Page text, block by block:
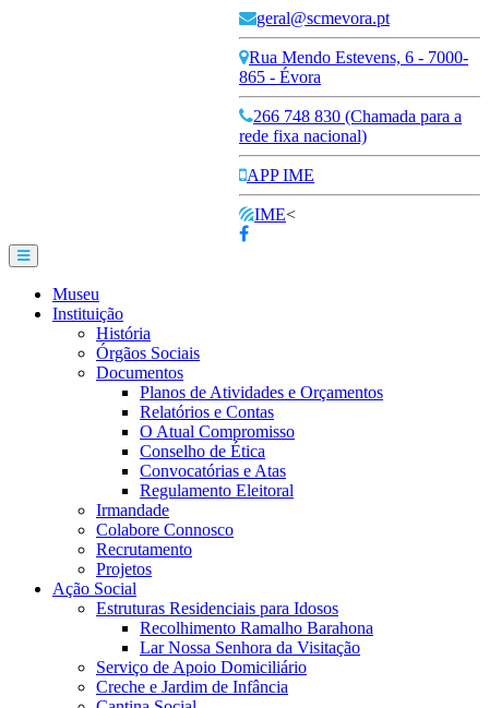
geral@scmevora.pt
Rua Mendo Estevens, 6 - 7000-
865 - Évora
266 748 830 (Chamada para a
rede fixa nacional)
APP IME
IME<
Museu
Instituição
História
Órgãos Sociais
Documentos
Planos de Atividades e Orçamentos
Relatórios e Contas
O Atual Compromisso
Conselho de Ética
Convocatórias e Atas
Regulamento Eleitoral
Irmandade
Colabore Connosco
Recrutamento
Projetos
Ação Social
Estruturas Residenciais para Idosos
Recolhimento Ramalho Barahona
Lar Nossa Senhora da Visitação
Serviço de Apoio Domiciliário
Creche e Jardim de Infância